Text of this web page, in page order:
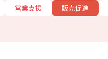
営業支援 販売促進